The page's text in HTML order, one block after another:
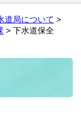
道局について >
> 下水道保全